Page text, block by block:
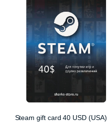
Steam gift card 40 USD (USA)